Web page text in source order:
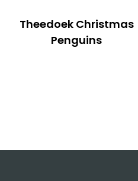
Theedoek Christmas
Penguins